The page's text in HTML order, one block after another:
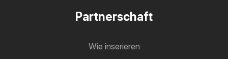
Partnerschaft
Wie inserieren